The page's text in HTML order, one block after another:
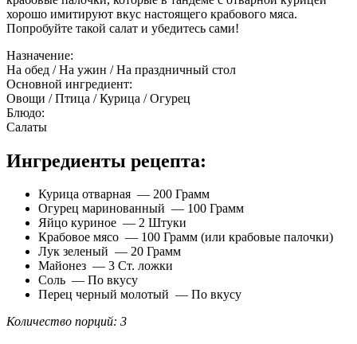
хорошо имитируют вкус настоящего крабового мяса.
Попробуйте такой салат и убедитесь сами!
Назначение:
На обед / На ужин / На праздничный стол
Основной ингредиент:
Овощи / Птица / Курица / Огурец
Блюдо:
Салаты
Ингредиенты рецепта:
Курица отварная — 200 Грамм
Огурец маринованный — 100 Грамм
Яйцо куриное — 2 Штуки
Крабовое мясо — 100 Грамм (или крабовые палочки)
Лук зеленый — 20 Грамм
Майонез — 3 Ст. ложки
Соль — По вкусу
Перец черный молотый — По вкусу
Количество порций: 3